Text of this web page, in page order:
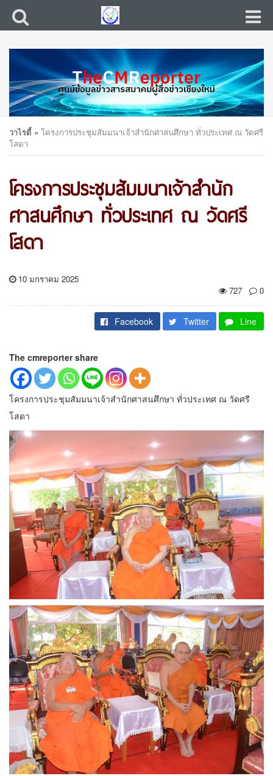
วาไรตี้ » โครงการประชุมสัมมนาเจ้าสำนักศาสนศึกษา ทั่วประเทศ ณ วัดศรี
โสดา
โครงการประชุมสัมมนาเจ้าสำนัก
ศาสนศึกษา ทั่วประเทศ ณ วัดศรี
โสดา
10 มกราคม 2025
727
0
Facebook Twitter Line
The cmreporter share
โครงการประชุมสัมมนาเจ้าสำนักศาสนศึกษา ทั่วประเทศ ณ วัดศรี
โสดา